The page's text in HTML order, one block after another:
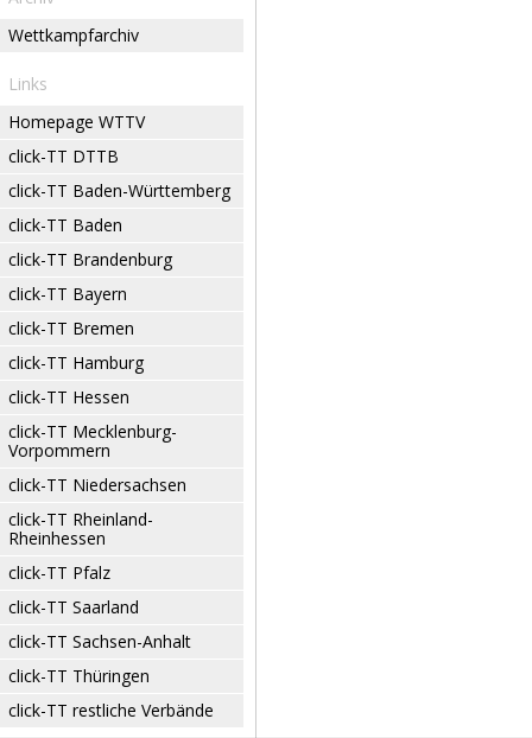
Wettkampfarchiv
Links
Homepage WTTV
click-TT DTTB
click-TT Baden-Württemberg
click-TT Baden
click-TT Brandenburg
click-TT Bayern
click-TT Bremen
click-TT Hamburg
click-TT Hessen
click-TT Mecklenburg-
Vorpommern
click-TT Niedersachsen
click-TT Rheinland-
Rheinhessen
click-TT Pfalz
click-TT Saarland
click-TT Sachsen-Anhalt
click-TT Thüringen
click-TT restliche Verbände